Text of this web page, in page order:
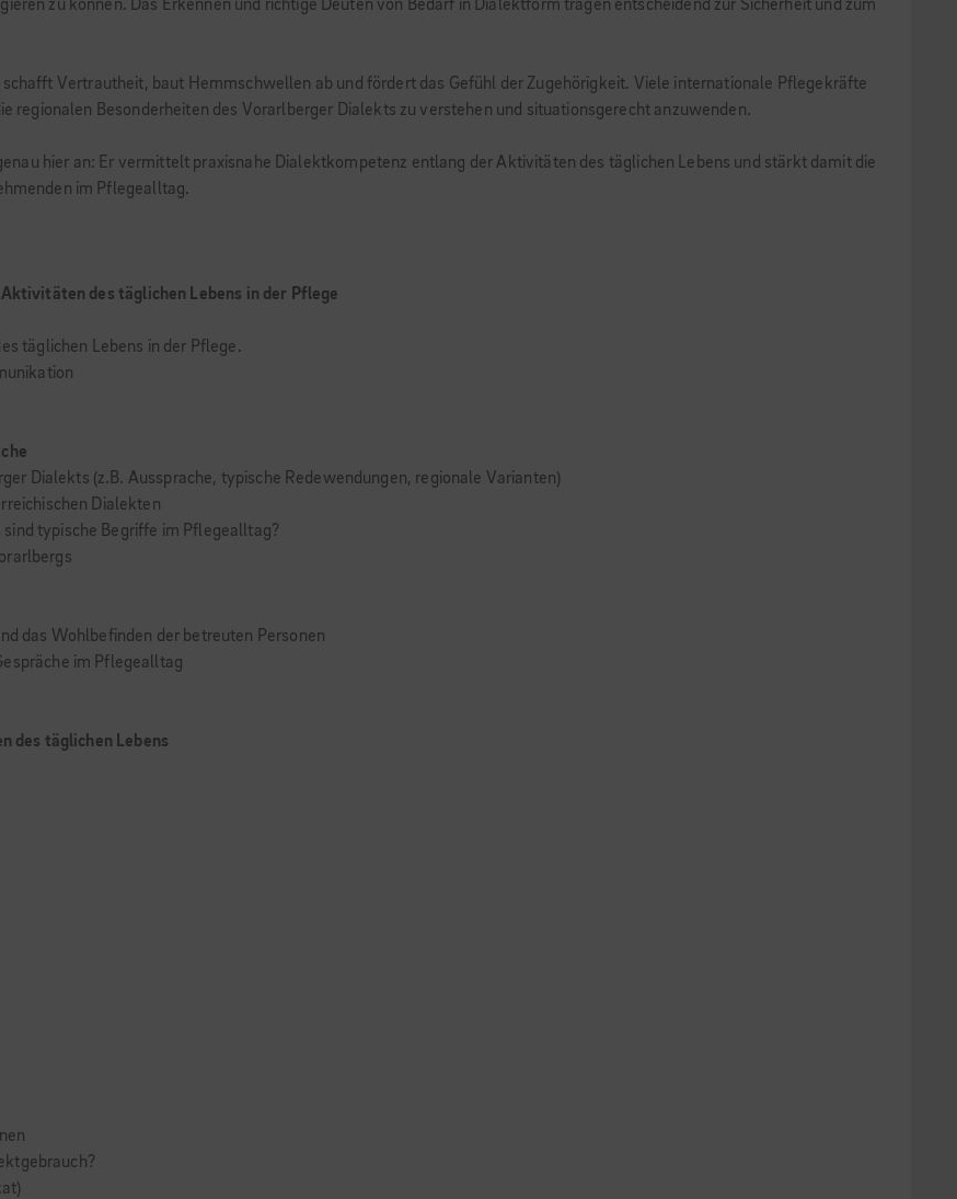
zu können. Das Erkennen und richtige Deuten von Bedarf in Dialektform tragen entscheidend zur Sicherheit und zum
Vertrautheit, baut Hemmschwellen ab und fördert das Gefühl der Zugehörigkeit. Viele internationale Pflegekräfte
regionalen Besonderheiten des Vorarlberger Dialekts zu verstehen und situationsgerecht anzuwenden.
hier an: Er vermittelt praxisnahe Dialektkompetenz entlang der Aktivitäten des täglichen Lebens und stärkt damit die
im Pflegealltag.
des täglichen Lebens in der Pflege
täglichen Lebens in der Pflege.
Dialekts (z.B. Aussprache, typische Redewendungen, regionale Varianten)
Dialekten
typische Begriffe im Pflegealltag?
das Wohlbefinden der betreuten Personen
im Pflegealltag
des täglichen Lebens